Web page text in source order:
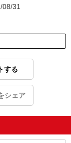
31
する
シェア